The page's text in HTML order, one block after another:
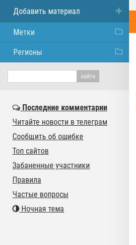
Добавить материал
Метки
Регионы
Последние комментарии
Читайте новости в телеграм
Сообщить об ошибке
Топ сайтов
Забаненные участники
Правила
Частые вопросы
Ночная тема